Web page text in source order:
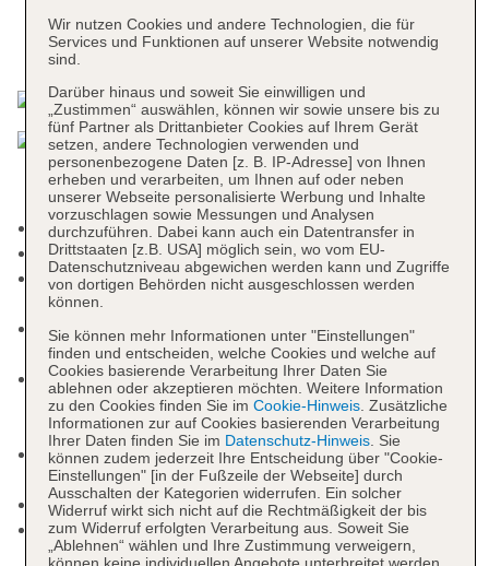
Das bietet Ihre Unterkunft
Rezeption: täglich 24 Stunden
Lift
Internet: WLAN/WiFi, im gesamten Hotel
(Anlage): ohne Gebühr
Zahlungsarten: TUI Card / VISA, MasterCard,
American Express
Parkmöglichkeiten: Parkplatz (nach
Verfügbarkeit), unbewacht: gegen Gebühr,
Fremdanbieter
Tagungseinrichtungen: klimatisierte
Tagungsräume
Etagen: 6, Zimmer: 404
Landeskategorie: 4 Sterne
Wir nutzen Cookies und andere Technologien, die für
Services und Funktionen auf unserer Website notwendig
sind.
Darüber hinaus und soweit Sie einwilligen und
„Zustimmen“ auswählen, können wir sowie unsere bis zu
fünf Partner als Drittanbieter Cookies auf Ihrem Gerät
setzen, andere Technologien verwenden und
personenbezogene Daten [z. B. IP-Adresse] von Ihnen
erheben und verarbeiten, um Ihnen auf oder neben
unserer Webseite personalisierte Werbung und Inhalte
vorzuschlagen sowie Messungen und Analysen
durchzuführen. Dabei kann auch ein Datentransfer in
Drittstaaten [z.B. USA] möglich sein, wo vom EU-
Datenschutzniveau abgewichen werden kann und Zugriffe
von dortigen Behörden nicht ausgeschlossen werden
können.
Sie können mehr Informationen unter "Einstellungen"
finden und entscheiden, welche Cookies und welche auf
Cookies basierende Verarbeitung Ihrer Daten Sie
ablehnen oder akzeptieren möchten. Weitere Information
zu den Cookies finden Sie im Cookie-Hinweis. Zusätzliche
Informationen zur auf Cookies basierenden Verarbeitung
Ihrer Daten finden Sie im Datenschutz-Hinweis. Sie
können zudem jederzeit Ihre Entscheidung über "Cookie-
Einstellungen" [in der Fußzeile der Webseite] durch
Ausschalten der Kategorien widerrufen. Ein solcher
Widerruf wirkt sich nicht auf die Rechtmäßigkeit der bis
zum Widerruf erfolgten Verarbeitung aus. Soweit Sie
„Ablehnen“ wählen und Ihre Zustimmung verweigern,
können keine individuellen Angebote unterbreitet werden,